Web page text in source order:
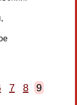
7 8 9